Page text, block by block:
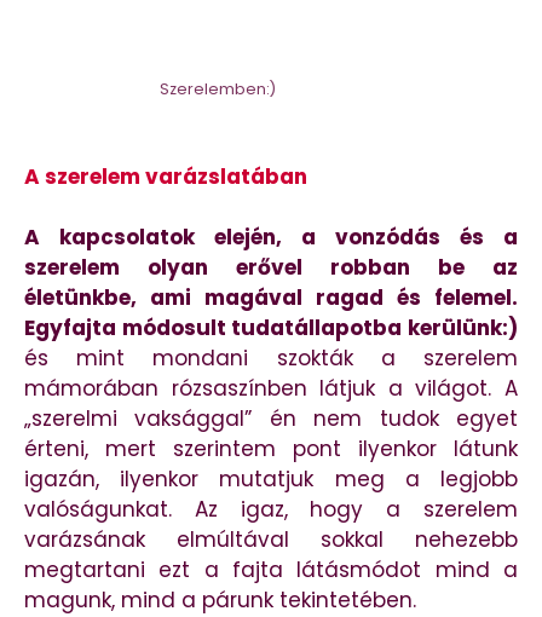
Szerelemben:)
A szerelem varázslatában
A kapcsolatok elején, a vonzódás és a
szerelem olyan erővel robban be az
életünkbe, ami magával ragad és felemel.
Egyfajta módosult tudatállapotba kerülünk:)
és mint mondani szokták a szerelem
mámorában rózsaszínben látjuk a világot. A
„szerelmi vaksággal” én nem tudok egyet
érteni, mert szerintem pont ilyenkor látunk
igazán, ilyenkor mutatjuk meg a legjobb
valóságunkat. Az igaz, hogy a szerelem
varázsának elmúltával sokkal nehezebb
megtartani ezt a fajta látásmódot mind a
magunk, mind a párunk tekintetében.